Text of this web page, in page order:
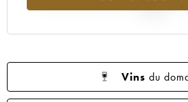
Vins du